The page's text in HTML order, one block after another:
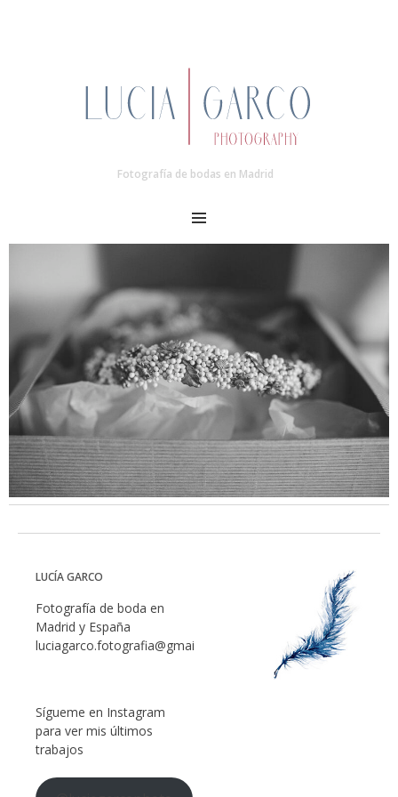
Fotografía de bodas en Madrid
MENU
LUCÍA GARCO
Fotografía de boda en
Madrid y España
luciagarco.fotografia@gmail.com
Sígueme en Instagram
para ver mis últimos
trabajos